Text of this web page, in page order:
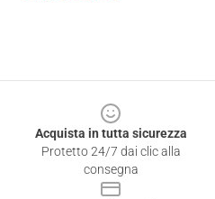
Acquista in tutta sicurezza
Protetto 24/7 dai clic alla
consegna